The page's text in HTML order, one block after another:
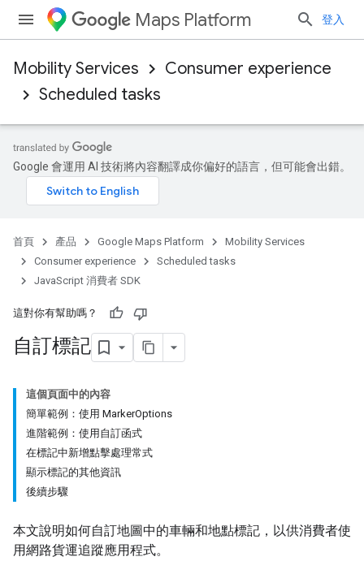
Maps Platform 登入
Mobility Services
Consumer experience
Scheduled tasks
Google 會運用 AI 技術將內容翻譯成你偏好的語言，但可能會出錯。
首頁 產品 Google Maps Platform
Mobility Services
Consumer experience
Scheduled tasks
JavaScript 消費者 SDK
這對你有幫助嗎？
自訂標記
這個頁面中的內容
簡單範例：使用 MarkerOptions
進階範例：使用自訂函式
在標記中新增點擊處理常式
顯示標記的其他資訊
後續步驟
本文說明如何自訂地圖中的車輛和地點標記，以供消費者使
用網路貨運追蹤應用程式。